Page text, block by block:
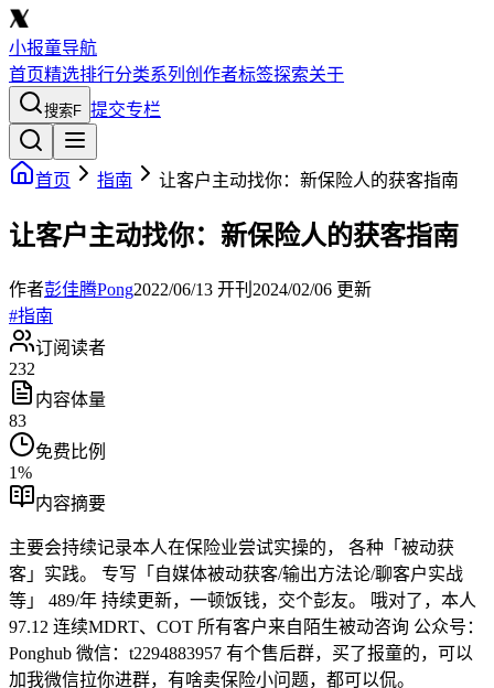
小报童导航
首页精选排行分类系列 创作者标签探索关于
搜索F 提交专栏
首页 指南 让客户主动找你：新保险人的获客指南
让客户主动找你：新保险人的获客指南
作者彭佳腾Pong2022/06/13 开刊 2024/02/06 更新
#指南
订阅读者
232
内容体量
83
免费比例
1%
内容摘要
主要会持续记录本人在保险业尝试实操的， 各种「被动获
客」实践。 专写「自媒体被动获客/输出方法论/聊客户实战
等」 489/年 持续更新，一顿饭钱，交个彭友。 哦对了，本人
97.12 连续MDRT、COT 所有客户来自陌生被动咨询 公众号：
Ponghub 微信：t2294883957 有个售后群，买了报童的，可以
加我微信拉你进群，有啥卖保险小问题，都可以侃。